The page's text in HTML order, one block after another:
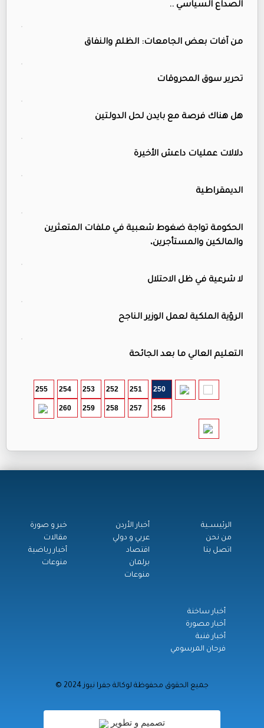
الصداع السياسي ..
من آفات بعض الجامعات: الظلم والنفاق
تحرير سوق المحروقات
هل هناك فرصة مع بايدن لحل الدولتين
دلالات عمليات داعش الأخيرة
الديمقراطية
الحكومة تواجة ضغوط شعبية في ملفات المتعثرين
والمالكين والمستأجرين،
لا شرعية في ظل الاحتلال
الرؤية الملكية لعمل الوزير الناجح
التعليم العالي ما بعد الجائحة
250
251
252
253
254
255
256
257
258
259
260
الرئيســية
من نحن
اتصل بنا
أخبار الأردن
عربي و دولي
اقتصاد
برلمان
منوعات
خبر و صورة
مقالات
أخبار رياضية
منوعات
أخبار ساخنة
أخبار مصورة
أخبار فنية
فرحان المرسومي
© جميع الحقوق محفوظة لوكالة جفرا نيوز 2024
تصميم و تطوير